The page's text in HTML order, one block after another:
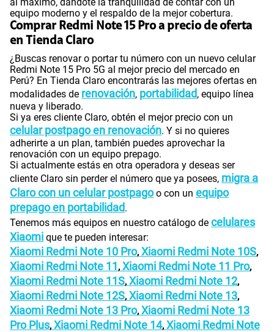
equipo moderno y el respaldo de la mejor cobertura.
Comprar Redmi Note 15 Pro a precio de oferta
en Tienda Claro
¿Buscas renovar o portar tu número con un nuevo celular
Redmi Note 15 Pro 5G al mejor precio del mercado en
Perú? En Tienda Claro encontrarás las mejores ofertas en
modalidades de renovación, portabilidad, equipo línea
nueva y liberado.
Si ya eres cliente Claro, obtén el mejor precio con un
celular postpago en renovación. Y si no quieres
adherirte a un plan, también puedes aprovechar la
renovación con un equipo prepago.
Si actualmente estás en otra operadora y deseas ser
cliente Claro sin perder el número que ya posees, migra a
Claro con un celular postpagoo con un equipo
prepago en portabilidad.
Tenemos más equipos en nuestro catálogo de celulares
Xiaomi que te pueden interesar:
Xiaomi Redmi Note 10 Pro, Xiaomi Redmi Note 10S,
Xiaomi Redmi Note 11, Xiaomi Redmi Note 11 Pro,
Xiaomi Redmi Note 11S, Xiaomi Redmi Note 12,
Xiaomi Redmi Note 12S, Xiaomi Redmi Note 13,
Xiaomi Redmi Note 13 Pro, Xiaomi Redmi Note 13
Pro Plus, Xiaomi Redmi Note 14, Xiaomi Redmi Note